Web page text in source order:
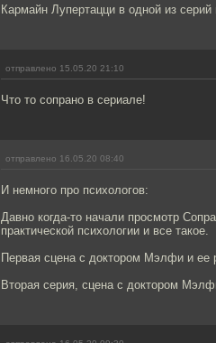
Кармайн Лупертацци в одной из
отправлено 15.05.20 21:10
Что то сопрано в сериале!
отправлено 16.05.20 08:40
И немного про психологов:
Давно когда-то начали просмотр
практической психологии и все такое.
Первая сцена с доктором Мэлфи и ее
Вторая серия, сцена с доктором